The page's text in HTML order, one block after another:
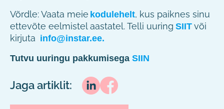
Võrdle: Vaata meie kodulehelt, kus paiknes sinu
ettevõte eelmistel aastatel. Telli uuring SIIT või
kirjuta info@instar.ee.
Tutvu uuringu pakkumisega SIIN
Jaga artiklit: